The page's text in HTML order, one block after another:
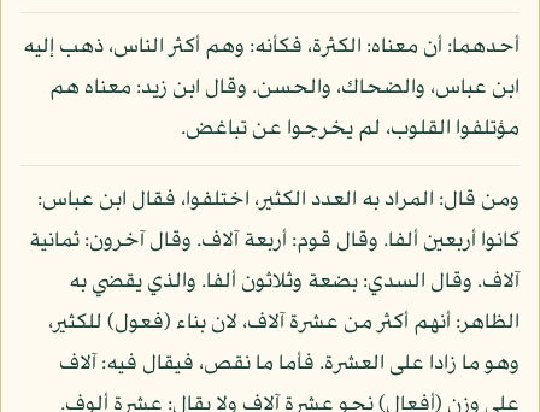
أحدهما: أن معناه: الكثرة، فكأنه: وهم أكثر الناس، ذهب إليه
ابن عباس، والضحاك، والحسن. وقال ابن زيد: معناه هم
مؤتلفوا القلوب، لم يخرجوا عن تباغض.
ومن قال: المراد به العدد الكثير، اختلفوا، فقال ابن عباس:
كانوا أربعين ألفا. وقال قوم: أربعة آلاف. وقال آخرون: ثمانية
آلاف. وقال السدي: بضعة وثلاثون ألفا. والذي يقضي به
الظاهر: أنهم أكثر من عشرة آلاف، لان بناء (فعول) للكثير،
وهو ما زادا على العشرة. فأما ما نقص، فيقال فيه: آلاف
على وزن (أفعال) نحو عشرة آلاف ولا يقال: عشرة ألوف.